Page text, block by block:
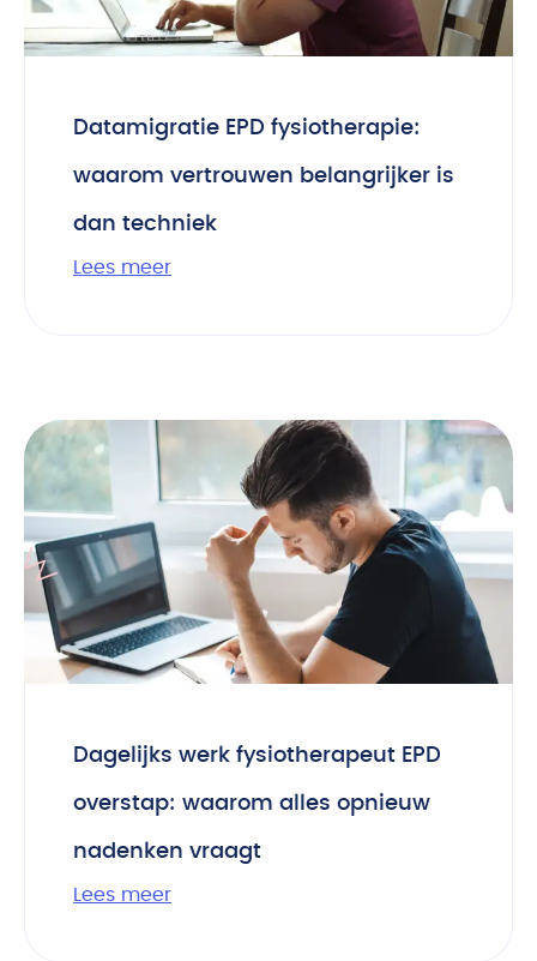
Datamigratie EPD fysiotherapie:
waarom vertrouwen belangrijker is
dan techniek
Lees meer
Dagelijks werk fysiotherapeut EPD
overstap: waarom alles opnieuw
nadenken vraagt
Lees meer